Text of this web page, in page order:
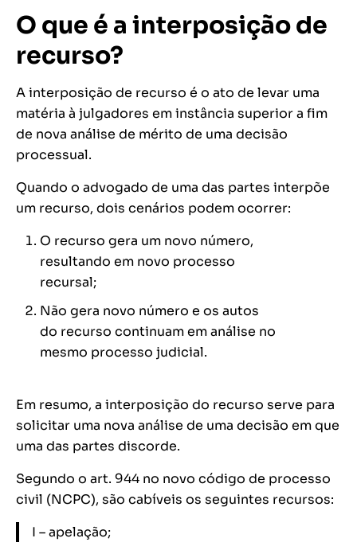
O que é a interposição de
recurso?
A interposição de recurso é o ato de levar uma
matéria à julgadores em instância superior a fim
de nova análise de mérito de uma decisão
processual.
Quando o advogado de uma das partes interpõe
um recurso, dois cenários podem ocorrer:
O recurso gera um novo número,
resultando em novo processo
recursal;
Não gera novo número e os autos
do recurso continuam em análise no
mesmo processo judicial.
Em resumo, a interposição do recurso serve para
solicitar uma nova análise de uma decisão em que
uma das partes discorde.
Segundo o art. 944 no novo código de processo
civil (NCPC), são cabíveis os seguintes recursos:
I – apelação;